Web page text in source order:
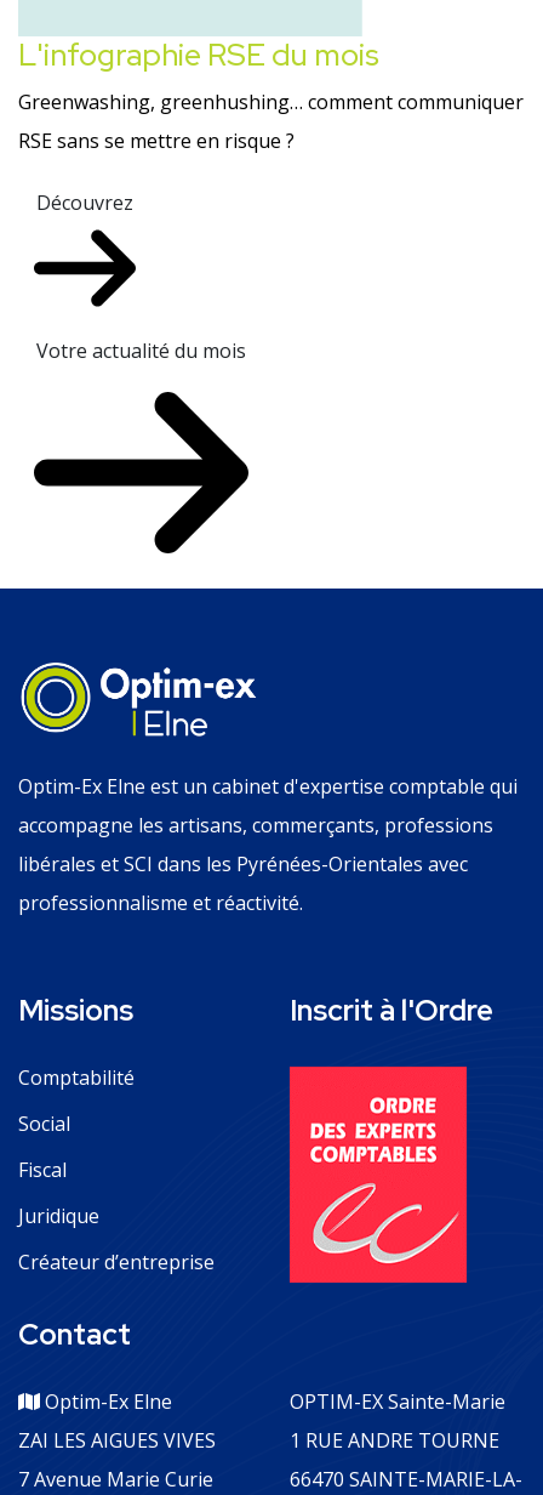
L'infographie RSE du mois
Greenwashing, greenhushing… comment communiquer
RSE sans se mettre en risque ?
Découvrez
Votre actualité du mois
Optim-Ex Elne est un cabinet d'expertise comptable qui
accompagne les artisans, commerçants, professions
libérales et SCI dans les Pyrénées-Orientales avec
professionnalisme et réactivité.
Missions
Comptabilité
Social
Fiscal
Juridique
Créateur d’entreprise
Inscrit à l'Ordre
Contact
Optim-Ex Elne
ZAI LES AIGUES VIVES
7 Avenue Marie Curie
OPTIM-EX Sainte-Marie
1 RUE ANDRE TOURNE
66470 SAINTE-MARIE-LA-